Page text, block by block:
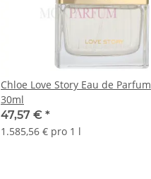
Chloe Love Story Eau de Parfum
30ml
47,57 € *
1.585,56 € pro 1 l